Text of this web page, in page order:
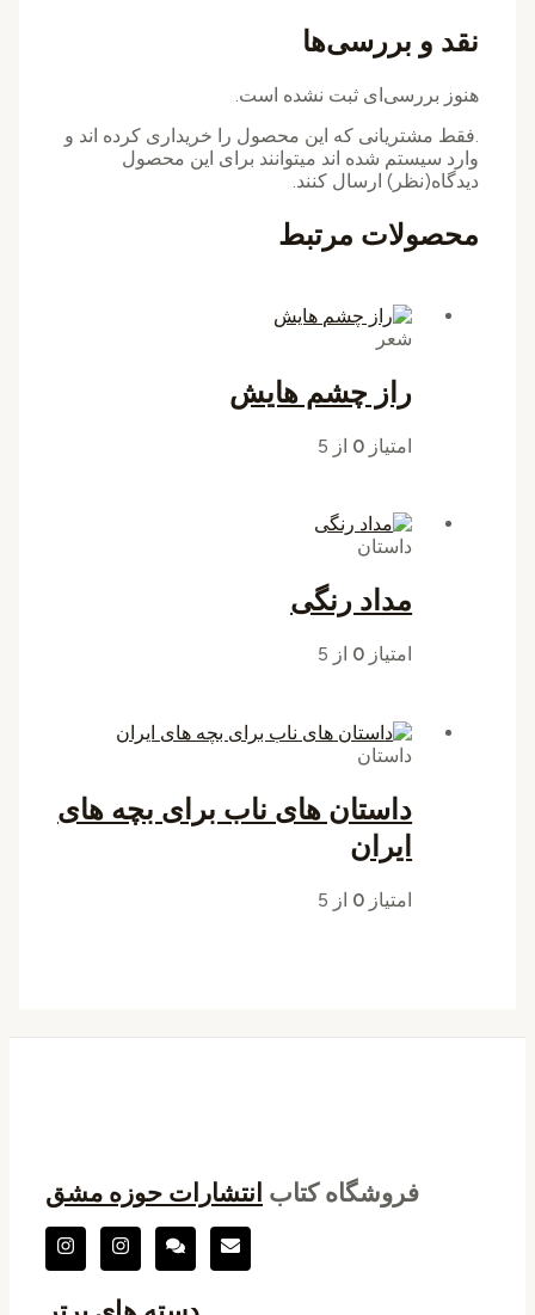
نقد و بررسی‌ها
هنوز بررسی‌ای ثبت نشده است.
.فقط مشتریانی که این محصول را خریداری کرده اند و
وارد سیستم شده اند میتوانند برای این محصول
دیدگاه(نظر) ارسال کنند.
محصولات مرتبط
شعر
راز چشم هایش
امتیاز 0 از 5
داستان
مداد رنگی
امتیاز 0 از 5
داستان
داستان های ناب برای بچه های
ایران
امتیاز 0 از 5
فروشگاه کتاب انتشارات حوزه مشق